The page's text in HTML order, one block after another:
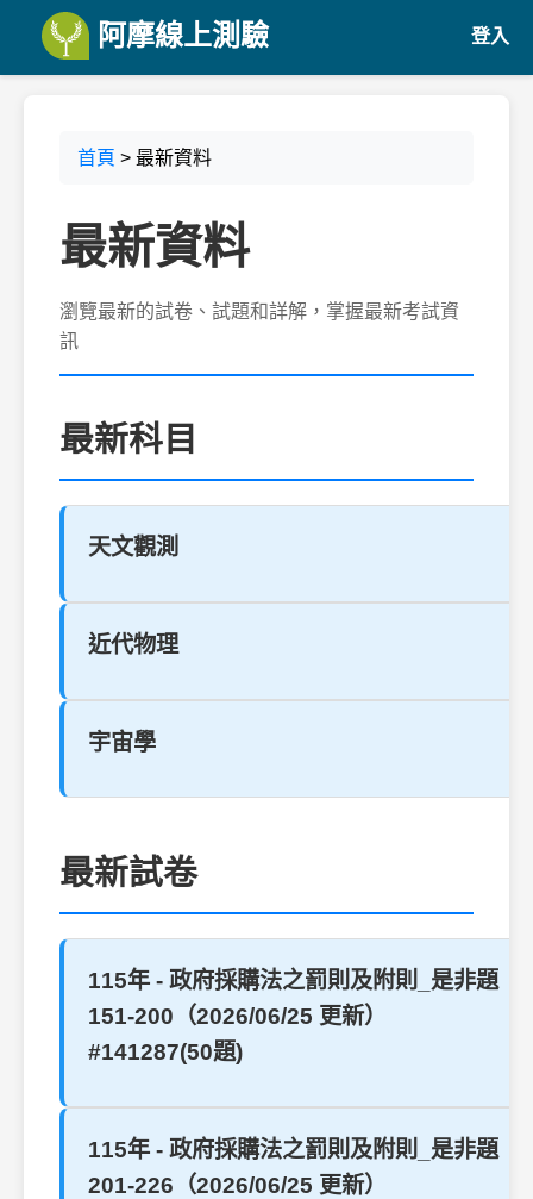
阿摩線上測驗 登入
首頁 > 最新資料
最新資料
瀏覽最新的試卷、試題和詳解，掌握最新考試資
訊
最新科目
天文觀測
近代物理
宇宙學
最新試卷
115年 - 政府採購法之罰則及附則_是非題
151-200（2026/06/25 更新）
#141287(50題)
115年 - 政府採購法之罰則及附則_是非題
201-226（2026/06/25 更新）